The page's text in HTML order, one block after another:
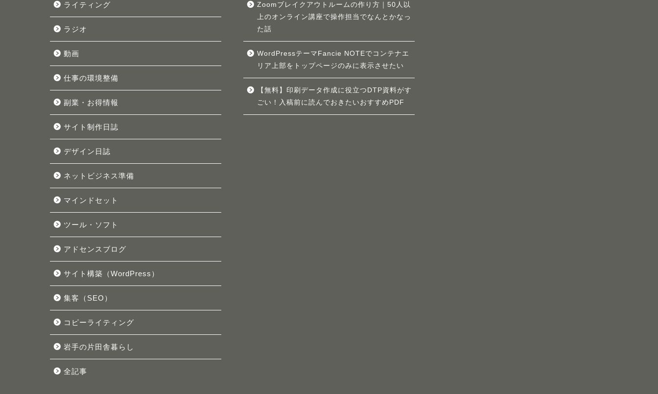
ライティング
ラジオ
動画
仕事の環境整備
副業・お得情報
サイト制作日誌
デザイン日誌
ネットビジネス準備
マインドセット
ツール・ソフト
アドセンスブログ
サイト構築（WordPress）
集客（SEO）
コピーライティング
岩手の片田舎暮らし
全記事
Zoomブレイクアウトルームの作り方｜50人以
上のオンライン講座で操作担当でなんとかなっ
た話
WordPressテーマFancie NOTEでコンテナエ
リア上部をトップページのみに表示させたい
【無料】印刷データ作成に役立つDTP資料がす
ごい！入稿前に読んでおきたいおすすめPDF